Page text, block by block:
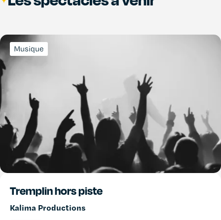
Musique
Tremplin hors piste
Kalima Productions